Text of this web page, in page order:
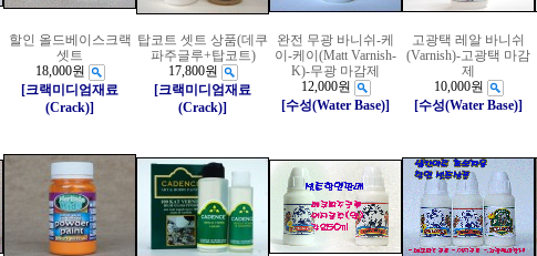
할인 올드베이스크랙
셋트
18,000원
[크랙미디엄재료
(Crack)]
탑코트 셋트 상품(데쿠
파주글루+탑코트)
17,800원
[크랙미디엄재료
(Crack)]
완전 무광 바니쉬-케
이-케이(Matt Varnish-
K)-무광 마감제
12,000원
[수성(Water Base)]
고광택 레알 바니쉬
(Varnish)-고광택 마감
제
10,000원
[수성(Water Base)]